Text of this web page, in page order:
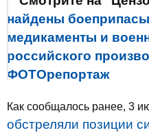
найдены
медикаменты и
российского
ФОТОрепортаж
Как сообщалось ранее, 3
обстреляли позиции